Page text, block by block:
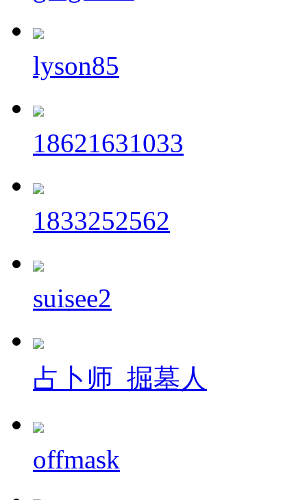
lyson85
18621631033
1833252562
suisee2
占卜师_掘墓人
offmask